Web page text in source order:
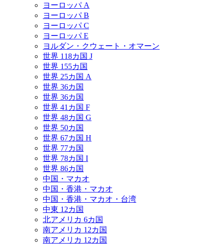
ヨーロッパ A
ヨーロッパ B
ヨーロッパ C
ヨーロッパ E
ヨルダン・クウェート・オマーン
世界 118カ国 J
世界 155カ国
世界 25カ国 A
世界 36カ国
世界 36カ国
世界 41カ国 F
世界 48カ国 G
世界 50カ国
世界 67カ国 H
世界 77カ国
世界 78カ国 I
世界 86カ国
中国・マカオ
中国・香港・マカオ
中国・香港・マカオ・台湾
中東 12カ国
北アメリカ 6カ国
南アメリカ 12カ国
南アメリカ 12カ国